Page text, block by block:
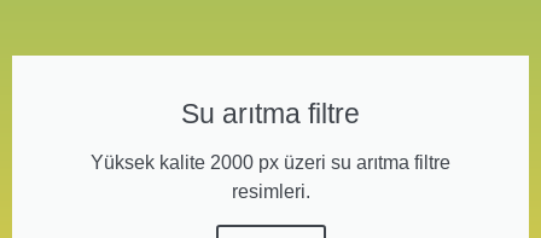
Su arıtma filtre
Yüksek kalite 2000 px üzeri su arıtma filtre
resimleri.